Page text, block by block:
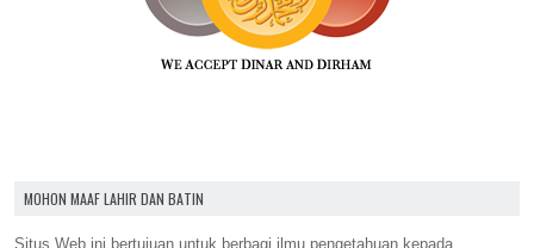
MOHON MAAF LAHIR DAN BATIN
Situs Web ini bertujuan untuk berbagi ilmu pengetahuan kepada